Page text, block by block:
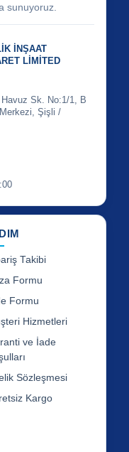
sunuyoruz.
İNŞAAT
LİMİTED
Sk. No:1/1, B
Şişli /
Takibi
Formu
Formu
Hizmetleri
ve İade
Sözleşmesi
Kargo